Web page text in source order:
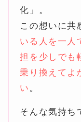
化」。
この想いに共
いる人を一人
担を少しでも
乗り換えてよ
い 。
そんな気持ち